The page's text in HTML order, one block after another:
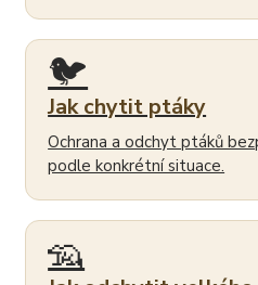
🐦
Jak chytit ptáky
Ochrana a odchyt ptáků
podle konkrétní situace.
🦡